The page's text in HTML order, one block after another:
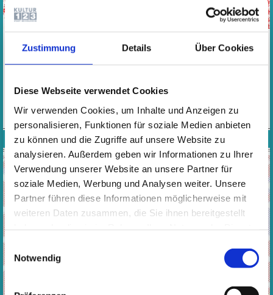
Zustimmung Details Über Cookies
Diese Webseite verwendet Cookies
Wir verwenden Cookies, um Inhalte und Anzeigen zu
personalisieren, Funktionen für soziale Medien anbieten
zu können und die Zugriffe auf unsere Website zu
analysieren. Außerdem geben wir Informationen zu Ihrer
Verwendung unserer Website an unsere Partner für
soziale Medien, Werbung und Analysen weiter. Unsere
Partner führen diese Informationen möglicherweise mit
weiteren Daten zusammen, die Sie ihnen bereitgestellt
Datenschutzhinweise
Einwilligungsauswahl
Notwendig
Dieser Kurs richtet sich an Kinder ab 36 Monaten mit deren
Eltern.
FRÜHERZIEHUNG 4 - 6 JAHRE